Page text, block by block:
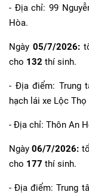
- Địa chỉ: 99
Hòa.
Ngày 05/7/2026:
cho 132 thí sinh.
- Địa điểm: Trung
hạch lái xe Lộc Thọ
- Địa chỉ: Thôn An
Ngày06/7/2026:
cho 177 thí sinh.
- Địa điểm: Trung